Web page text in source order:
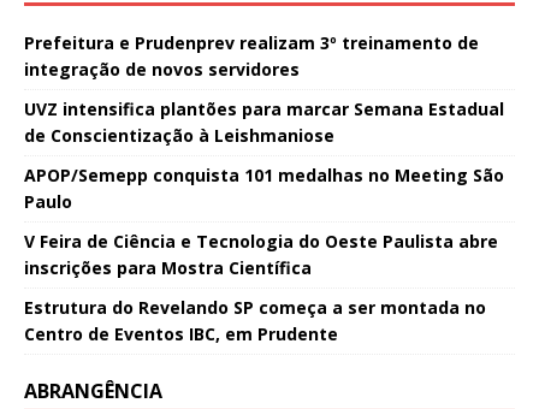
Prefeitura e Prudenprev realizam 3º treinamento de
integração de novos servidores
UVZ intensifica plantões para marcar Semana Estadual
de Conscientização à Leishmaniose
APOP/Semepp conquista 101 medalhas no Meeting São
Paulo
V Feira de Ciência e Tecnologia do Oeste Paulista abre
inscrições para Mostra Científica
Estrutura do Revelando SP começa a ser montada no
Centro de Eventos IBC, em Prudente
ABRANGÊNCIA